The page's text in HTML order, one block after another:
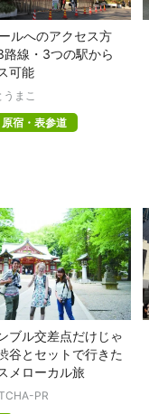
ルへのアクセス方
路線・3つの駅から
可能
うまこ
宿・表参道
ブル交差点だけじゃ
谷とセットで行きた
メローカル旅
PR